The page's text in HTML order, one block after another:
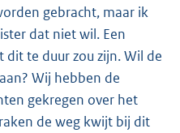
gebracht, maar ik
dat niet wil. Een
te duur zou zijn. Wil de
Wij hebben de
gekregen over het
de weg kwijt bij dit